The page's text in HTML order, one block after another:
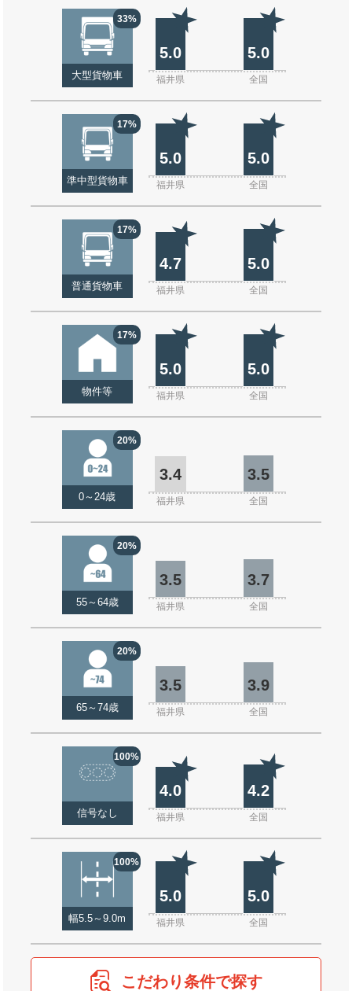
33%
大型貨物車
5.0 5.0
福井県 全国
17%
準中型貨物車
5.0 5.0
福井県 全国
17%
普通貨物車
4.7 5.0
福井県 全国
17%
物件等
5.0 5.0
福井県 全国
20%
0～24歳
3.4 3.5
福井県 全国
20%
55～64歳
3.5 3.7
福井県 全国
20%
65～74歳
3.5 3.9
福井県 全国
100%
信号なし
4.0 4.2
福井県 全国
100%
幅5.5～9.0m
5.0 5.0
福井県 全国
こだわり条件で探す